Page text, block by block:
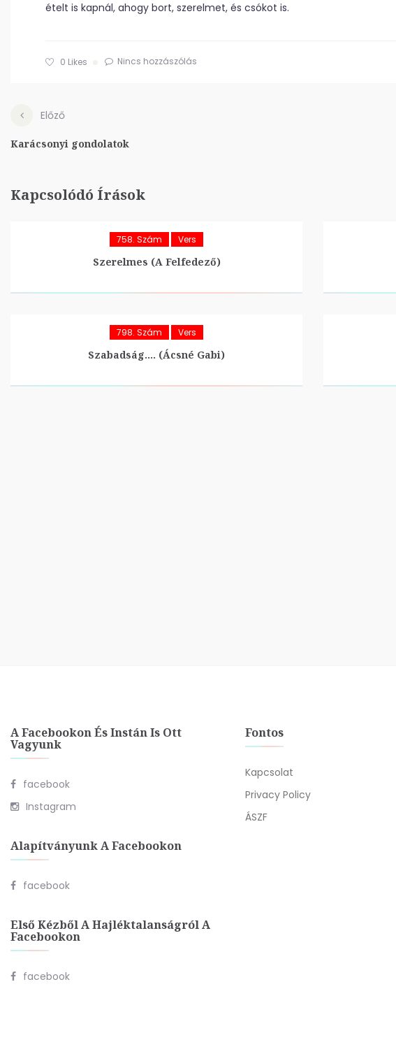
ételt is kapnál, ahogy bort, szerelmet, és csókot is.
0 Likes Nincs hozzászólás
Előző
Karácsonyi gondolatok
Kapcsolódó Írások
758. Szám Vers
Szerelmes (A Felfedező)
798. Szám Vers
Szabadság…. (Ácsné Gabi)
A Facebookon És Instán Is Ott
Vagyunk
facebook
Instagram
Alapítványunk A Facebookon
facebook
Első Kézből A Hajléktalanságról A
Facebookon
facebook
Fontos
Kapcsolat
Privacy Policy
ÁSZF